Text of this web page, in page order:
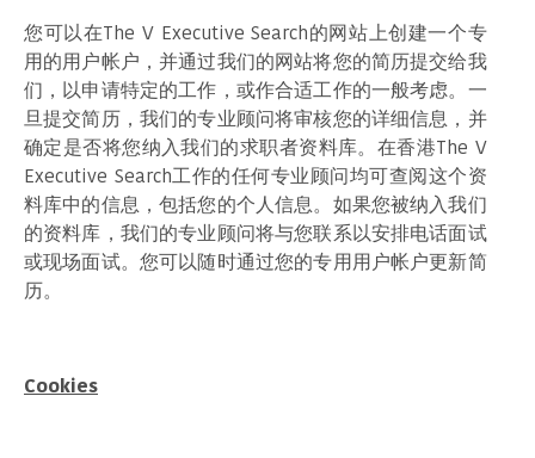
您可以在The V Executive Search的网站上创建一个专
用的用户帐户，并通过我们的网站将您的简历提交给我
们，以申请特定的工作，或作合适工作的一般考虑。一
旦提交简历，我们的专业顾问将审核您的详细信息，并
确定是否将您纳入我们的求职者资料库。在香港The V
Executive Search工作的任何专业顾问均可查阅这个资
料库中的信息，包括您的个人信息。如果您被纳入我们
的资料库，我们的专业顾问将与您联系以安排电话面试
或现场面试。您可以随时通过您的专用用户帐户更新简
历。
Cookies